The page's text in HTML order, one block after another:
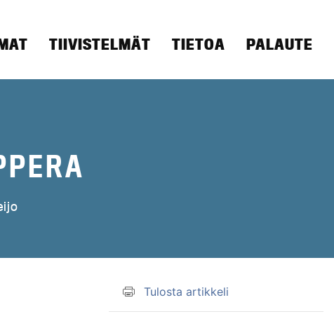
TIIVISTELMÄT TIETOA PALAUTE
Tulosta artikkeli